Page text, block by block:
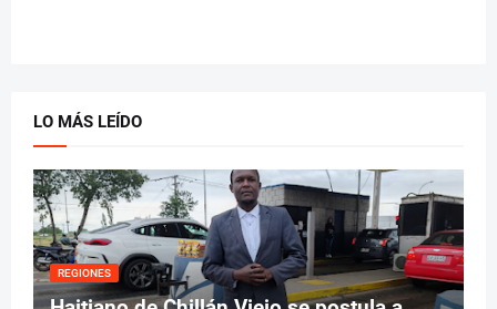
LO MÁS LEÍDO
REGIONES